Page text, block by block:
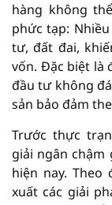
hàng không
phức tạp:
tư, đất đai,
vốn. Đặc biệt là
đầu tư không
sản bảo đảm
Trước thực
giải ngân
hiện nay. Theo
xuất các giải